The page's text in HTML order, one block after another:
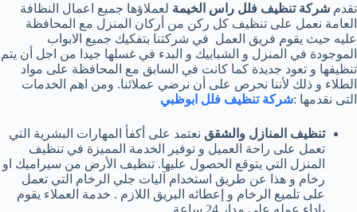
تقدم شركة تنظيف فلل راس الخيمة لعملاؤها جميع اعمال النظافة
العامة نعمل على تنظيف كل ركن من أركان المنزل مع المحافظة
عليه حيث يقوم فريق العمل في شركتنا بتفكيك جميع الابواب
الموجودة في المنزل و الشبابيك و البدء في غسلها جيدا من اجل أن يتم
تنظيفها و تعود جديدة كما كانت في السابق مع المحافظة على مواد
الطلاء و ذلك لأننا نحرص على أن نرضي عملائنا. ومن اهم الخدمات
التى نقدمها :شركة تنظيف فلل ابوظبي
تنظيف المنازل والشقق نعتمد على أكفأ المهارات البشرية التي
تعمل على راحة العميل و توفير الخدمة المميزة في تنظيف
المنزل التي يتوقع الحصول عليها. تنظيف الأرض من سيراميك او
رخام و هذا عن طريق استخدام آليات جلي الرخام التي تعمل
على تلميع الرخام و إعطائه البريق اللازم . خدمة العملاء يقوم
باداء عمله على مدار 24 ساعة .